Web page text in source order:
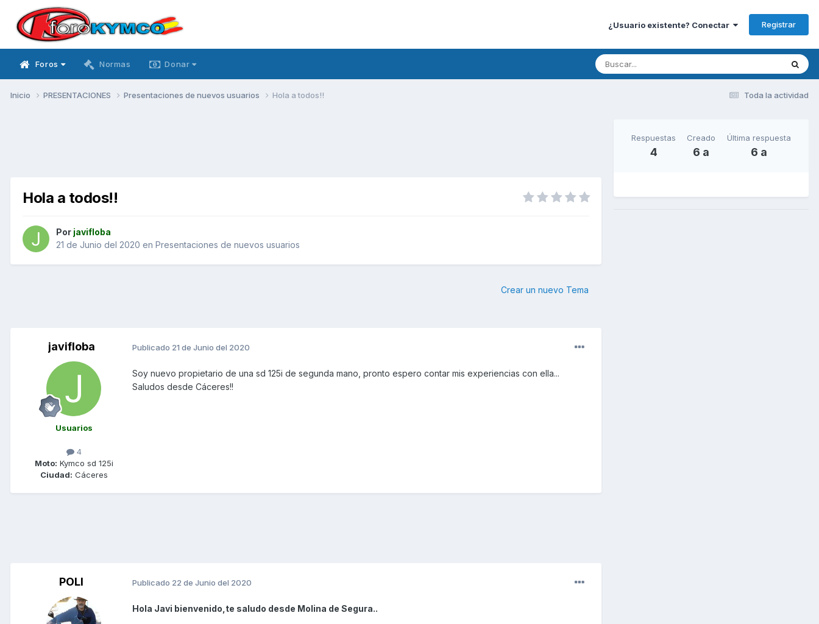
¿Usuario existente? Conectar Registrar
Foros Normas Donar
Toda la actividad
Inicio PRESENTACIONES Presentaciones de nuevos usuarios Hola a todos!!
Hola a todos!!
Por javifloba
21 de Junio del 2020 en Presentaciones de nuevos usuarios
Crear un nuevo Tema
javifloba
Usuarios
4
Moto: Kymco sd 125i
Ciudad: Cáceres
Publicado 21 de Junio del 2020
Soy nuevo propietario de una sd 125i de segunda mano, pronto espero contar mis experiencias con ella...
Saludos desde Cáceres!!
POLI Publicado 22 de Junio del 2020
Hola Javi bienvenido,te saludo desde Molina de Segura..
Respuestas
4
Creado
6 a
Última respuesta
6 a